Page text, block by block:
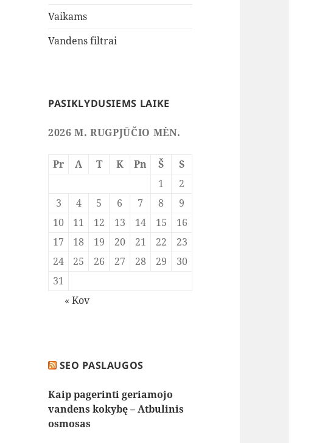
Vaikams
Vandens filtrai
PASIKLYDUSIEMS LAIKE
2026 M. RUGPJŪČIO MĖN.
Pr A T K Pn Š
S
1
2
3
4 5 6 7 8
9
10
11 12 13 14 15
16
17
18 19 20 21 22
23
24
25 26 27 28 29
30
31
« Kov
SEO PASLAUGOS
Kaip pagerinti geriamojo
vandens kokybę – Atbulinis
osmosas